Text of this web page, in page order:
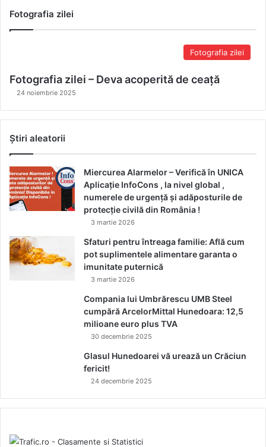
Fotografia zilei
Fotografia zilei
Fotografia zilei – Deva acoperită de ceață
24 noiembrie 2025
Știri aleatorii
Miercurea Alarmelor – Verifică în UNICA
Aplicație InfoCons , la nivel global ,
numerele de urgență și adăposturile de
protecție civilă din România !
3 martie 2026
Sfaturi pentru întreaga familie: Află cum
pot suplimentele alimentare garanta o
imunitate puternică
3 martie 2026
Compania lui Umbrărescu UMB Steel
cumpără ArcelorMittal Hunedoara: 12,5
milioane euro plus TVA
30 decembrie 2025
Glasul Hunedoarei vă urează un Crăciun
fericit!
24 decembrie 2025